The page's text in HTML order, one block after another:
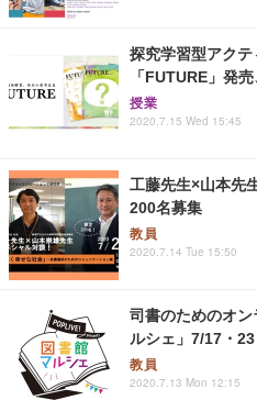
探究学習型アク
「FUTURE」発
授業
2020.7.15 Wed 15:45
工藤先生×山本先
200名募集
教員
2020.7.14 Tue 15:50
司書のためのオ
ルシェ」7/17・23
教員
2020.7.13 Mon 12:15